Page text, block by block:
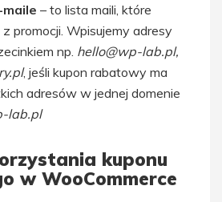
– to lista maili, które
promocji. Wpisujemy adresy
np. hello@wp-lab.pl,
, jeśli kupon rabatowy ma
adresów w jednej domenie
lab.pl
kuponu
w WooCommerce